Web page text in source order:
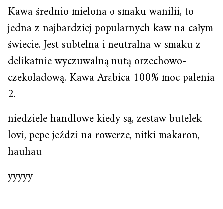
Kawa średnio mielona o smaku wanilii, to
jedna z najbardziej popularnych kaw na całym
świecie. Jest subtelna i neutralna w smaku z
delikatnie wyczuwalną nutą orzechowo-
czekoladową. Kawa Arabica 100% moc palenia
2.
niedziele handlowe kiedy są, zestaw butelek
lovi, pepe jeździ na rowerze, nitki makaron,
hauhau
yyyyy